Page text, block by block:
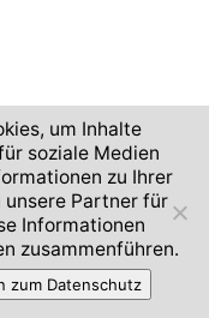
um Inhalte
soziale Medien
zu Ihrer
unsere Partner für
Informationen
zusammenführen.
zum Datenschutz